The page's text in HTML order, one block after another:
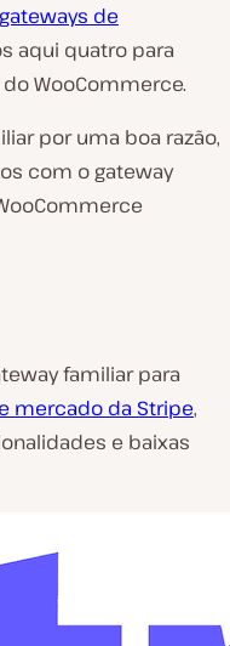
de
aqui quatro para
WooCommerce.
por uma boa razão,
com o gateway
familiar para
mercado da Stripe,
e baixas